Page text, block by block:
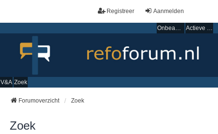
Aanmelden
Registreer
Onbeantwoorde onderwerpen Actieve onderwerpen
V&A Zoek
Forumoverzicht Zoek
Zoek